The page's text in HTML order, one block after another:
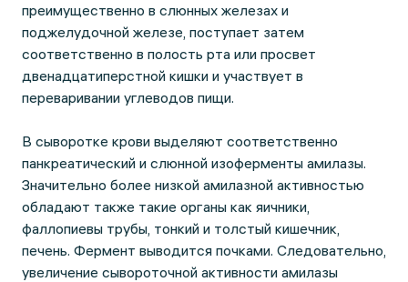
преимущественно в слюнных железах и
поджелудочной железе, поступает затем
соответственно в полость рта или просвет
двенадцатиперстной кишки и участвует в
переваривании углеводов пищи.
В сыворотке крови выделяют соответственно
панкреатический и слюнной изоферменты амилазы.
Значительно более низкой амилазной активностью
обладают также такие органы как яичники,
фаллопиевы трубы, тонкий и толстый кишечник,
печень. Фермент выводится почками. Следовательно,
увеличение сывороточной активности амилазы